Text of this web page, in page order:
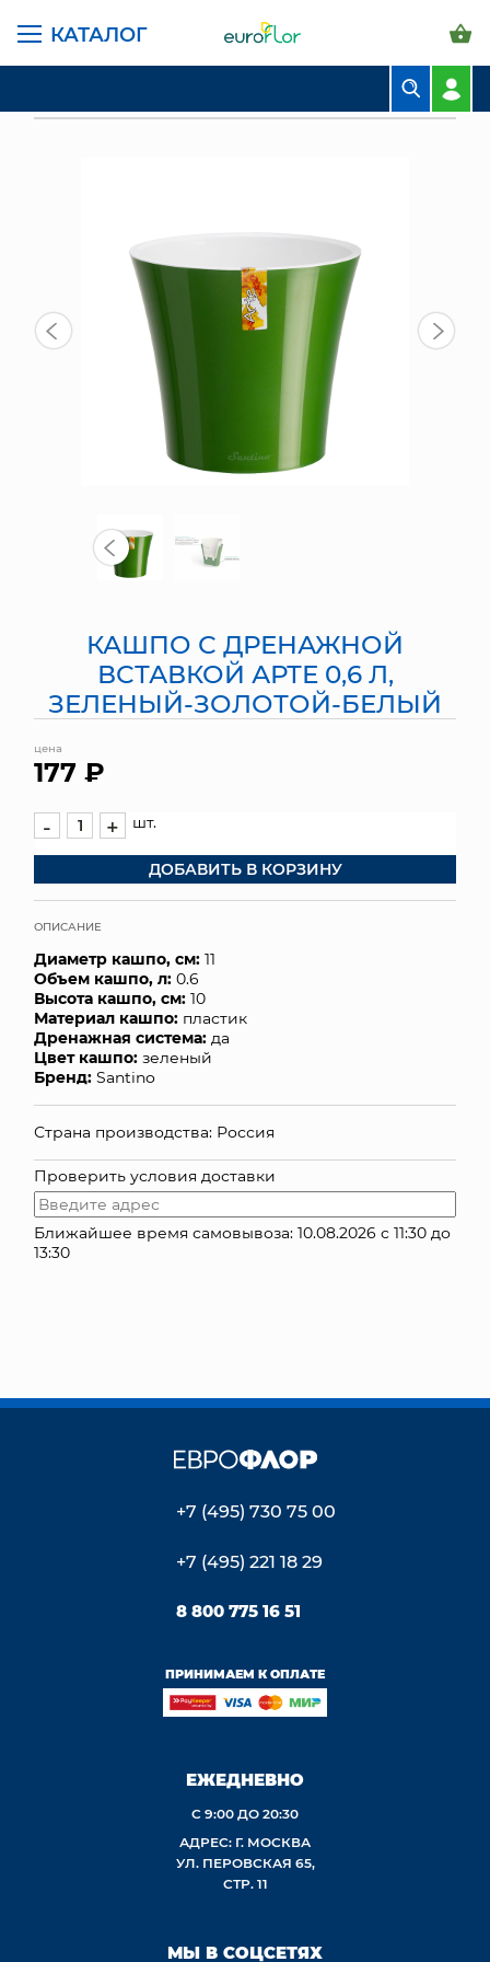
КАТАЛОГ
СВАДЕБНАЯ ФЛОРИСТИКА
КОМНАТНЫЕ РАСТЕНИЯ
ГОРШКИ И КАШПО
ГРУНТЫ И УДОБРЕНИЯ
ПРЕДМЕТЫ ИНТЕРЬЕРА
СУНДУКИ
ИСКУССТВЕННЫЕ ЦВЕТЫ
ТОРГОВЫЙ ЦЕНТР
ДОСТАВКА И ОПЛАТА
КОНТАКТЫ
ГЛАВНАЯ СТРАНИЦА КАТАЛОГ
ГОРШКИ И КАШПО
КАШПО С ДРЕНАЖНОЙ
ВСТАВКОЙ АРТЕ 0,6 Л,
ЗЕЛЕНЫЙ-ЗОЛОТОЙ-БЕЛЫЙ
цена
177 ₽
- + шт.
ДОБАВИТЬ В КОРЗИНУ
ОПИСАНИЕ
Диаметр кашпо, см: 11
Объем кашпо, л: 0.6
Высота кашпо, см: 10
Материал кашпо: пластик
Дренажная система: да
Цвет кашпо: зеленый
Бренд: Santino
Страна производства: Россия
Проверить условия доставки
Ближайшее время самовывоза: 10.08.2026 с 11:30 до
13:30
+7 (495) 730 75 00
+7 (495) 221 18 29
8 800 775 16 51
ПРИНИМАЕМ К ОПЛАТЕ
ЕЖЕДНЕВНО
С 9:00 ДО 20:30
АДРЕС: Г. МОСКВА
УЛ. ПЕРОВСКАЯ 65,
СТР. 11
МЫ В СОЦСЕТЯХ